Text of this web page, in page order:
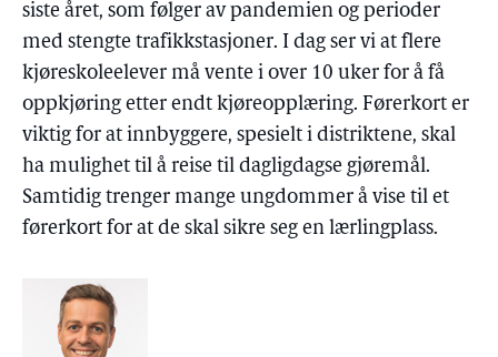
siste året, som følger av pandemien og perioder
med stengte trafikkstasjoner. I dag ser vi at flere
kjøreskoleelever må vente i over 10 uker for å få
oppkjøring etter endt kjøreopplæring. Førerkort er
viktig for at innbyggere, spesielt i distriktene, skal
ha mulighet til å reise til dagligdagse gjøremål.
Samtidig trenger mange ungdommer å vise til et
førerkort for at de skal sikre seg en lærlingplass.